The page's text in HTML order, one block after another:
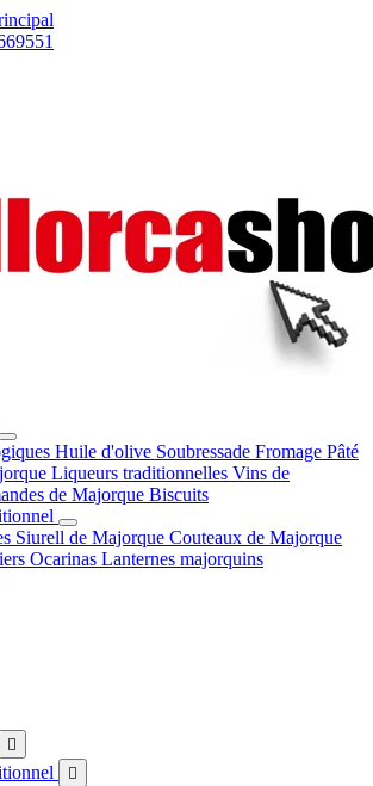
Huile d'olive Soubressade Fromage Pâté
Liqueurs traditionnelles Vins de
de Majorque Biscuits
Siurell de Majorque Couteaux de Majorque
Ocarinas Lanternes majorquins

